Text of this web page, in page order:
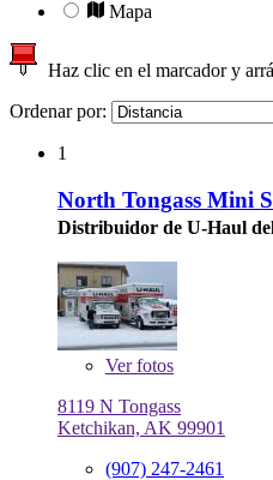
Mapa
Haz clic en el marcador y
Ordenar por:
1
North Tongass Mini
Distribuidor de U-Haul
Verfotos
8119 N Tongass
Ketchikan, AK 99901
(907) 247-2461